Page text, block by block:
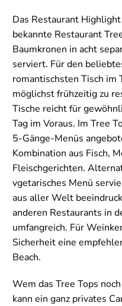
Das Restaurant
bekannte Restaurant
Baumkronen in acht
serviert. Für den
romantischsten Tisch im
möglichst frühzeitig zu
Tische reicht für
Tag im Voraus. Im Tree
5-Gänge-Menüs
Kombination aus Fisch,
Fleischgerichten.
vgetarisches Menü
aus aller Welt
anderen Restaurants in
umfangreich. Für
Sicherheit eine
Beach.
Wem das Tree Tops
kann ein ganz privates